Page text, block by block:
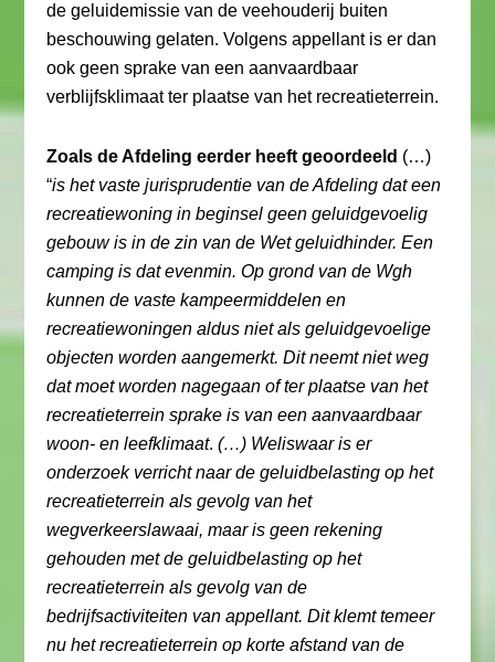
de geluidemissie van de veehouderij buiten
beschouwing gelaten. Volgens appellant is er dan
ook geen sprake van een aanvaardbaar
verblijfsklimaat ter plaatse van het recreatieterrein.
Zoals de Afdeling eerder heeft geoordeeld (…)
“is het vaste jurisprudentie van de Afdeling dat een
recreatiewoning in beginsel geen geluidgevoelig
gebouw is in de zin van de Wet geluidhinder. Een
camping is dat evenmin. Op grond van de Wgh
kunnen de vaste kampeermiddelen en
recreatiewoningen aldus niet als geluidgevoelige
objecten worden aangemerkt. Dit neemt niet weg
dat moet worden nagegaan of ter plaatse van het
recreatieterrein sprake is van een aanvaardbaar
woon- en leefklimaat.(…) Weliswaar is er
onderzoek verricht naar de geluidbelasting op het
recreatieterrein als gevolg van het
wegverkeerslawaai, maar is geen rekening
gehouden met de geluidbelasting op het
recreatieterrein als gevolg van de
bedrijfsactiviteiten van appellant. Dit klemt temeer
nu het recreatieterrein op korte afstand van de